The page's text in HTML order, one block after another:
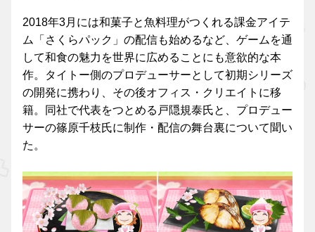
2018年3月には和菓子と魚料理がつくれる課金アイテ
ム「さくらパック」の配信も始めるなど、ゲームを通
して和食の魅力を世界に広めることにも意欲的な本
作。タイトー側のプロデューサーとして初期シリーズ
の開発に携わり、その後オフィス・クリエイトに移
籍。同社で代表をつとめる戸隠規泰氏と、プロデュー
サーの篠原千枝氏に制作・配信の舞台裏について聞い
た。